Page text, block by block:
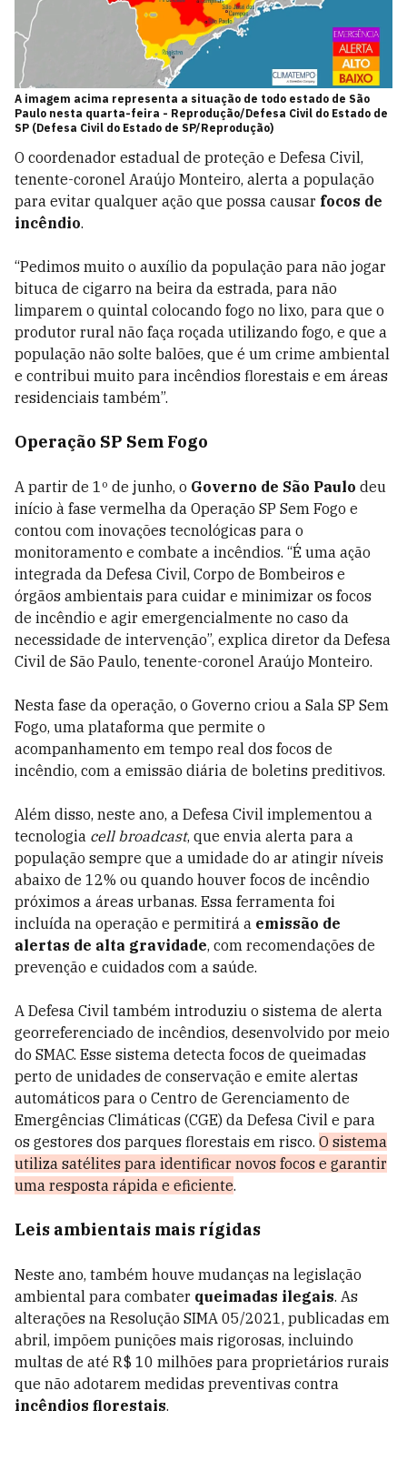
A imagem acima representa a situação de todo estado de São
Paulo nesta quarta-feira - Reprodução/Defesa Civil do Estado de
SP (Defesa Civil do Estado de SP/Reprodução)
O coordenador estadual de proteção e Defesa Civil,
tenente-coronel Araújo Monteiro, alerta a população
para evitar qualquer ação que possa causar focos de
incêndio.
“Pedimos muito o auxílio da população para não jogar
bituca de cigarro na beira da estrada, para não
limparem o quintal colocando fogo no lixo, para que o
produtor rural não faça roçada utilizando fogo, e que a
população não solte balões, que é um crime ambiental
e contribui muito para incêndios florestais e em áreas
residenciais também”.
Operação SP Sem Fogo
A partir de 1º de junho, o Governo de São Paulo deu
início à fase vermelha da Operação SP Sem Fogo e
contou com inovações tecnológicas para o
monitoramento e combate a incêndios. “É uma ação
integrada da Defesa Civil, Corpo de Bombeiros e
órgãos ambientais para cuidar e minimizar os focos
de incêndio e agir emergencialmente no caso da
necessidade de intervenção”, explica diretor da Defesa
Civil de São Paulo, tenente-coronel Araújo Monteiro.
Nesta fase da operação, o Governo criou a Sala SP Sem
Fogo, uma plataforma que permite o
acompanhamento em tempo real dos focos de
incêndio, com a emissão diária de boletins preditivos.
Além disso, neste ano, a Defesa Civil implementou a
tecnologia cell broadcast, que envia alerta para a
população sempre que a umidade do ar atingir níveis
abaixo de 12% ou quando houver focos de incêndio
próximos a áreas urbanas. Essa ferramenta foi
incluída na operação e permitirá a emissão de
alertas de alta gravidade, com recomendações de
prevenção e cuidados com a saúde.
A Defesa Civil também introduziu o sistema de alerta
georreferenciado de incêndios, desenvolvido por meio
do SMAC. Esse sistema detecta focos de queimadas
perto de unidades de conservação e emite alertas
automáticos para o Centro de Gerenciamento de
Emergências Climáticas (CGE) da Defesa Civil e para
os gestores dos parques florestais em risco. O sistema
utiliza satélites para identificar novos focos e garantir
uma resposta rápida e eficiente.
Leis ambientais mais rígidas
Neste ano, também houve mudanças na legislação
ambiental para combater queimadas ilegais. As
alterações na Resolução SIMA 05/2021, publicadas em
abril, impõem punições mais rigorosas, incluindo
multas de até R$ 10 milhões para proprietários rurais
que não adotarem medidas preventivas contra
incêndios florestais.